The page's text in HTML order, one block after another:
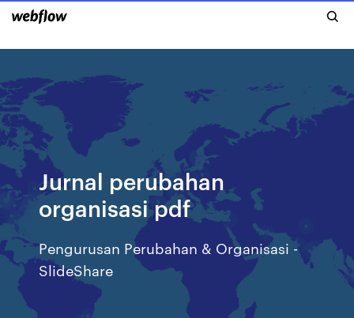
Jurnal perubahan
organisasi pdf
Pengurusan Perubahan & Organisasi -
SlideShare